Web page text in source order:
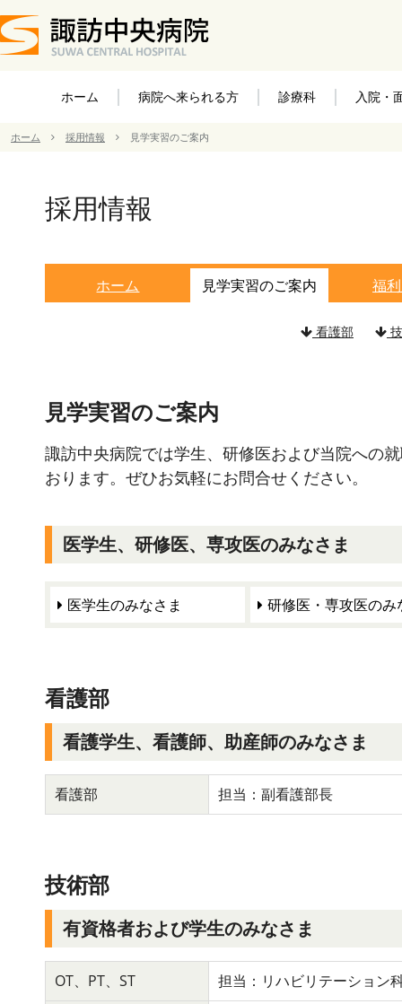
ホーム 病院へ来られる方 診療科 入院・
ホーム 採用情報 見学実習のご案内
採用情報
ホーム 見学実習のご案内 福
看護部
見学実習のご案内
諏訪中央病院では学生、研修医および当院への
おります。ぜひお気軽にお問合せください。
医学生、研修医、専攻医のみなさま
医学生のみなさま 研修医・専攻医のみ
看護部
看護学生、看護師、助産師のみなさま
看護部 担当：副看護部長
技術部
有資格者および学生のみなさま
OT、PT、ST
担当：リハビリテーション